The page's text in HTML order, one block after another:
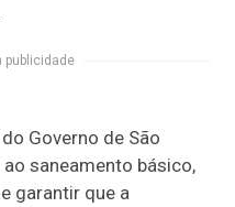
publicidade
Governo de São
saneamento básico,
garantir que a